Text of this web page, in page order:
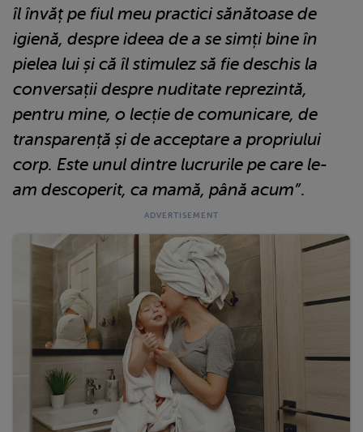
îl învăț pe fiul meu practici sănătoase de
igienă, despre ideea de a se simți bine în
pielea lui și că îl stimulez să fie deschis la
conversații despre nuditate reprezintă,
pentru mine, o lecție de comunicare, de
transparență și de acceptare a propriului
corp. Este unul dintre lucrurile pe care le-
am descoperit, ca mamă, până acum”.